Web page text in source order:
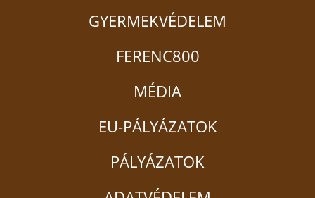
GYERMEKVÉDELEM
FERENC800
MÉDIA
EU-PÁLYÁZATOK
PÁLYÁZATOK